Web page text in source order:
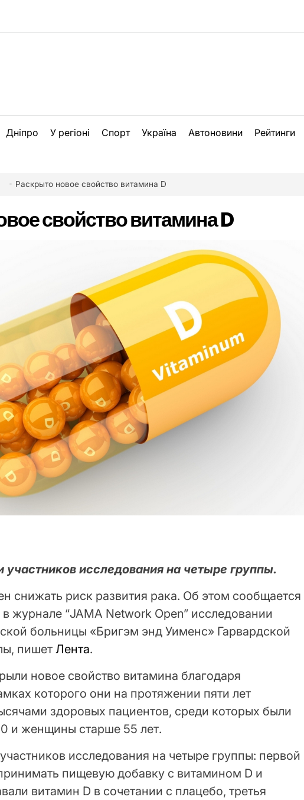
Дніпро У регіоні Спорт Україна Автоновини Рейтинги
Раскрыто новое свойство витамина D
свойство витамина D
участников исследования на четыре группы.
снижать риск развития рака. Об этом сообщается
журнале “JAMA Network Open” исследовании
больницы «Бригэм энд Уименс» Гарвардской
пишетЛента.
новое свойство витамина благодаря
которого они на протяжении пяти лет
здоровых пациентов, среди которых были
и женщины старше 55 лет.
исследования на четыре группы: первой
пищевую добавку с витамином D и
витамин D в сочетании с плацебо, третья